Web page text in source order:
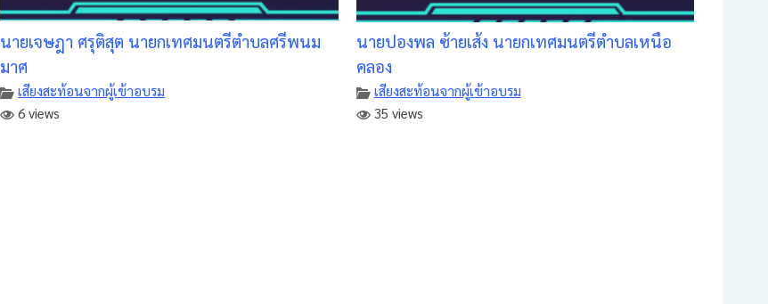
นายเจษฎา ศรุติสุต นายกเทศมนตรีตำบลศรีพนม
มาศ
เสียงสะท้อนจากผู้เข้าอบรม
6 views
นายปองพล ซ้ายเส้ง นายกเทศมนตรีตำบลเหนือ
คลอง
เสียงสะท้อนจากผู้เข้าอบรม
35 views